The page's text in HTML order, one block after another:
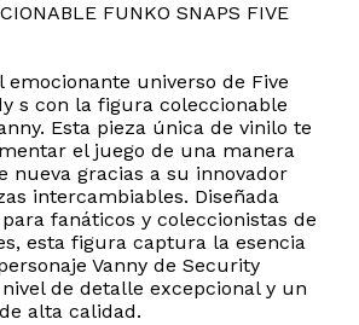
FUNKO SNAPS FIVE
emocionante universo de Five
s con la figura coleccionable
Esta pieza única de vinilo te
el juego de una manera
nueva gracias a su innovador
intercambiables. Diseñada
fanáticos y coleccionistas de
esta figura captura la esencia
Vanny de Security
de detalle excepcional y un
alta calidad.